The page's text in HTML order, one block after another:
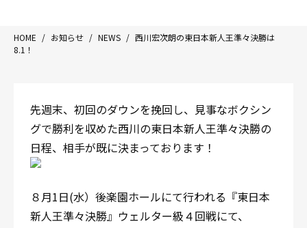
〒192-0072 東京都八王子市南町3-8 第2原嶋ビル1F
Tel/Fax：042-622-7222
営業時間：月〜土 14:00〜22:00 / 日・祝 14:00〜19:00
入会案内
サポーター募集
HOME / お知らせ / NEWS / 西川宏次朗の東日本新人王準々決勝は
8.1！
先週末、初回のダウンを挽回し、見事なボクシン
グで勝利を収めた西川の東日本新人王準々決勝の
日程、相手が既に決まっております！
８月1日(水）後楽園ホールにて行われる『東日本
新人王準々決勝』ウェルター級４回戦にて、